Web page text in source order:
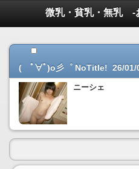
微乳・貧乳・無乳 -
( ﾟ∀ﾟ)o彡゜ NoTitle! 26/01/
ニーシェ